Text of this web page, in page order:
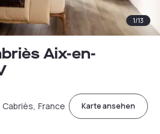
1/13
Aix-en-
France Karte ansehen